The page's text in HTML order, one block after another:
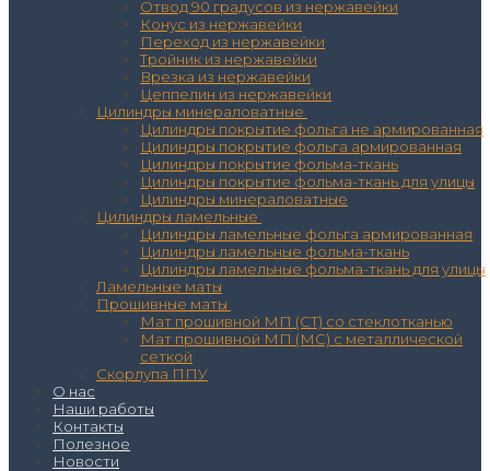
Отвод 90 градусов из нержавейки
Конус из нержавейки
Переход из нержавейки
Тройник из нержавейки
Врезка из нержавейки
Цеппелин из нержавейки
Цилиндры минераловатные
Цилиндры покрытие фольга не армированная
Цилиндры покрытие фольга армированная
Цилиндры покрытие фольма-ткань
Цилиндры покрытие фольма-ткань для улицы
Цилиндры минераловатные
Цилиндры ламельные
Цилиндры ламельные фольга армированная
Цилиндры ламельные фольма-ткань
Цилиндры ламельные фольма-ткань для улицы
Ламельные маты
Прошивные маты
Мат прошивной МП (СТ) со стеклотканью
Мат прошивной МП (МС) с металлической
сеткой
Скорлупа ППУ
О нас
Наши работы
Контакты
Полезное
Новости